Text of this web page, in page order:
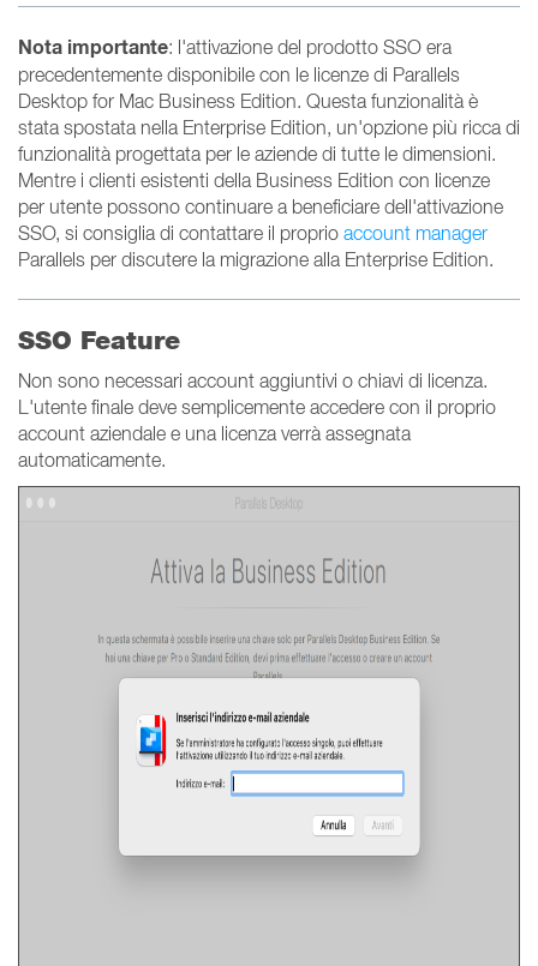
Nota importante: l'attivazione del prodotto SSO era
precedentemente disponibile con le licenze di Parallels
Desktop for Mac Business Edition. Questa funzionalità è
stata spostata nella Enterprise Edition, un'opzione più ricca di
funzionalità progettata per le aziende di tutte le dimensioni.
Mentre i clienti esistenti della Business Edition con licenze
per utente possono continuare a beneficiare dell'attivazione
SSO, si consiglia di contattare il proprio account manager
Parallels per discutere la migrazione alla Enterprise Edition.
SSO Feature
Non sono necessari account aggiuntivi o chiavi di licenza.
L'utente finale deve semplicemente accedere con il proprio
account aziendale e una licenza verrà assegnata
automaticamente.